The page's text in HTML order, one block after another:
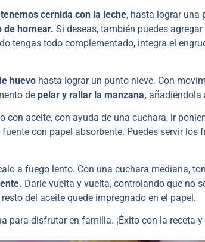
cernida con la leche, hasta lograr una
de hornear. Si deseas, también puedes
tengas todo complementado, integra el
huevo hasta lograr un punto nieve. Con
de pelar y rallar la manzana, añadiéndola
con aceite, con ayuda de una cuchara, ir
con papel absorbente. Puedes servir
a fuego lento. Con una cuchara mediana,
Darle vuelta y vuelta, controlando que no
resto del aceite quede impregnado en el papel.
para disfrutar en familia. ¡Éxito con la receta